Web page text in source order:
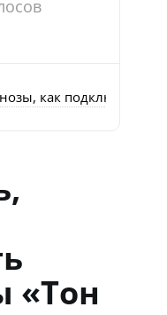
как подключить
«Тон